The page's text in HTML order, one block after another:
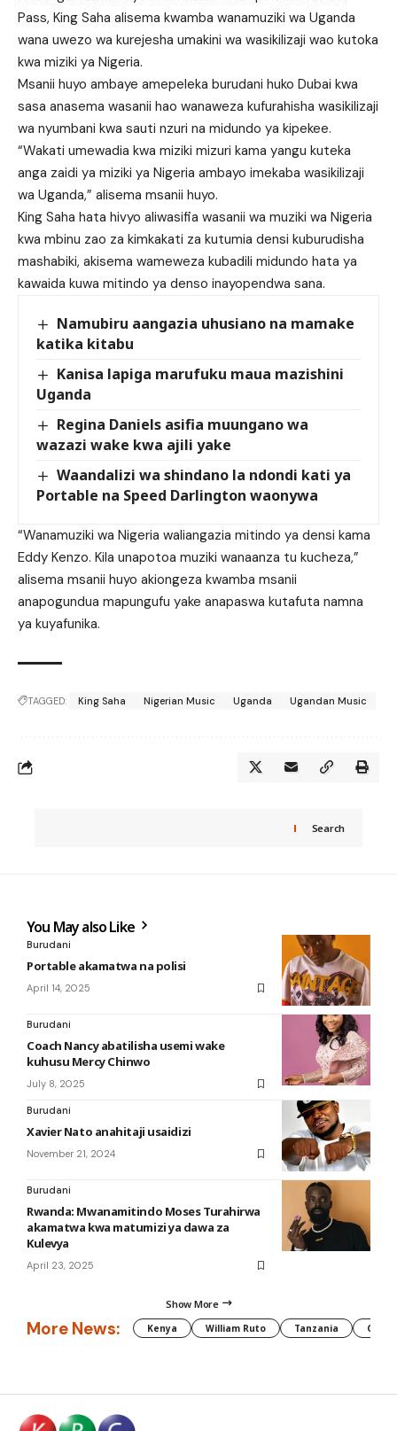
Pass, King Saha alisema kwamba wanamuziki wa Uganda
wana uwezo wa kurejesha umakini wa wasikilizaji wao kutoka
kwa miziki ya Nigeria.
Msanii huyo ambaye amepeleka burudani huko Dubai kwa
sasa anasema wasanii hao wanaweza kufurahisha wasikilizaji
wa nyumbani kwa sauti nzuri na midundo ya kipekee.
“Wakati umewadia kwa miziki mizuri kama yangu kuteka
anga zaidi ya miziki ya Nigeria ambayo imekaba wasikilizaji
wa Uganda,” alisema msanii huyo.
King Saha hata hivyo aliwasifia wasanii wa muziki wa Nigeria
kwa mbinu zao za kimkakati za kutumia densi kuburudisha
mashabiki, akisema wameweza kubadili midundo hata ya
kawaida kuwa mitindo ya denso inayopendwa sana.
Namubiru aangazia uhusiano na mamake
katika kitabu
Kanisa lapiga marufuku maua mazishini
Uganda
Regina Daniels asifia muungano wa
wazazi wake kwa ajili yake
Waandalizi wa shindano la ndondi kati ya
Portable na Speed Darlington waonywa
“Wanamuziki wa Nigeria waliangazia mitindo ya densi kama
Eddy Kenzo. Kila unapotoa muziki wanaanza tu kucheza,”
alisema msanii huyo akiongeza kwamba msanii
anapogundua mapungufu yake anapaswa kutafuta namna
ya kuyafunika.
TAGGED: King Saha Nigerian Music Uganda Ugandan Music
Search
You May also Like
Burudani
Portable akamatwa na polisi
April 14, 2025
Burudani
Coach Nancy abatilisha usemi wake
kuhusu Mercy Chinwo
July 8, 2025
Burudani
Xavier Nato anahitaji usaidizi
November 21, 2024
Burudani
Rwanda: Mwanamitindo Moses Turahirwa
akamatwa kwa matumizi ya dawa za
Kulevya
April 23, 2025
Show More
More News: Kenya William Ruto Tanzania CAF